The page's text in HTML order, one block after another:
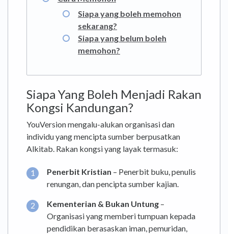
Siapa yang boleh memohon
sekarang?
Siapa yang belum boleh
memohon?
Siapa Yang Boleh Menjadi Rakan
Kongsi Kandungan?
YouVersion mengalu-alukan organisasi dan
individu yang mencipta sumber berpusatkan
Alkitab. Rakan kongsi yang layak termasuk:
Penerbit Kristian – Penerbit buku, penulis
renungan, dan pencipta sumber kajian.
Kementerian & Bukan Untung –
Organisasi yang memberi tumpuan kepada
pendidikan berasaskan iman, pemuridan,